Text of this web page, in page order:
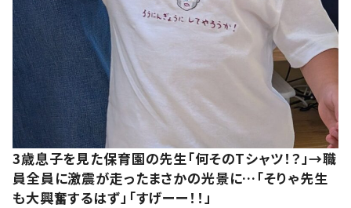
3歳息子を見た保育園の先生「何そのTシャツ！？」→職
員全員に激震が走ったまさかの光景に…「そりゃ先生
も大興奮するはず」「すげーー！！」